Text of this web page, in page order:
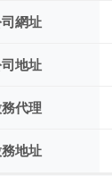
網址
地址
代理
地址